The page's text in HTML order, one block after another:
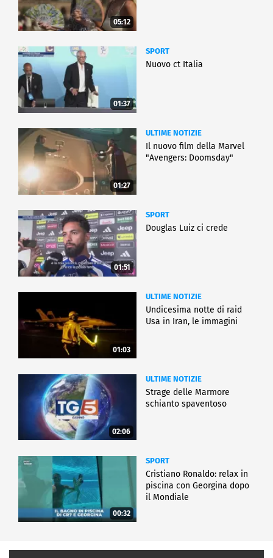
05:12
01:37
SPORT
Nuovo ct Italia
01:27
ULTIME NOTIZIE
Il nuovo film della Marvel
"Avengers: Doomsday"
01:51
SPORT
Douglas Luiz ci crede
01:03
ULTIME NOTIZIE
Undicesima notte di raid
Usa in Iran, le immagini
02:06
ULTIME NOTIZIE
Strage delle Marmore
schianto spaventoso
00:32
SPORT
Cristiano Ronaldo: relax in
piscina con Georgina dopo
il Mondiale